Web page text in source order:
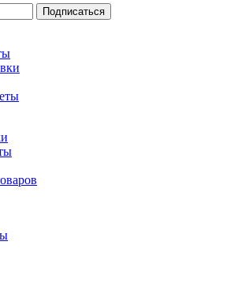
Подписаться